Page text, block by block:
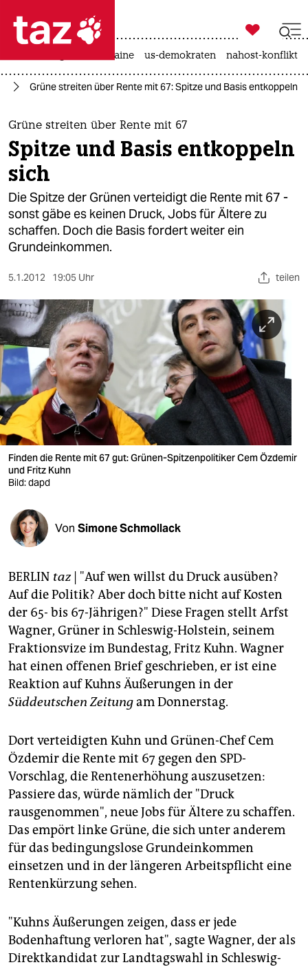
 taz zahl ich
taz zahl ich
themen
politik
öko
gesellschaft
kultur
sport
berlin
nord
wahrheit
verlag
verlag
veranstaltungen
shop
fragen & hilfe
unterstützen
genossenschaft
epaper login

taz zahl ich
krieg in der ukraine us-demokraten nahost-konflikt
Grüne streiten über Rente mit 67: Spitze und Basis entkoppeln
Grüne streiten über Rente mit 67
Spitze und Basis entkoppeln
sich
Die Spitze der Grünen verteidigt die Rente mit 67 -
sonst gäbe es keinen Druck, Jobs für Ältere zu
schaffen. Doch die Basis fordert weiter ein
Grundeinkommen.
5.1.2012 19:05 Uhr teilen
Finden die Rente mit 67 gut: Grünen-Spitzenpolitiker Cem Özdemir
und Fritz Kuhn
Bild: dapd
Von Simone Schmollack
BERLIN taz| "Auf wen willst du Druck ausüben?
Auf die Politik? Aber doch bitte nicht auf Kosten
der 65- bis 67-Jährigen?" Diese Fragen stellt Arfst
Wagner, Grüner in Schleswig-Holstein, seinem
Fraktionsvize im Bundestag, Fritz Kuhn. Wagner
hat einen offenen Brief geschrieben, er ist eine
Reaktion auf Kuhns Äußerungen in der
Süddeutschen Zeitungam Donnerstag.
Dort verteidigten Kuhn und Grünen-Chef Cem
Özdemir die Rente mit 67 gegen den SPD-
Vorschlag, die Rentenerhöhung auszusetzen:
Passiere das, würde nämlich der "Druck
rausgenommen", neue Jobs für Ältere zu schaffen.
Das empört linke Grüne, die sich unter anderem
für das bedingungslose Grundeinkommen
einsetzen und in der längeren Arbeitspflicht eine
Rentenkürzung sehen.
"Kuhns Äußerungen zeigen, dass er jede
Bodenhaftung verloren hat", sagte Wagner, der als
Direktkandidat zur Landtagswahl in Schleswig-